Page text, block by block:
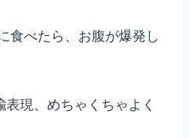
食べたら、お腹が爆発し
現、めちゃくちゃよく